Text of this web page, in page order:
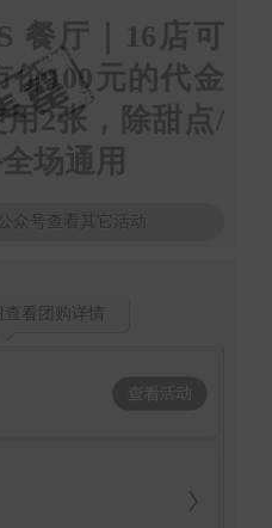
餐厅｜16店可
价100元的代金
2张，除甜点/
场通用
众号查看其它活动
查看团购详情